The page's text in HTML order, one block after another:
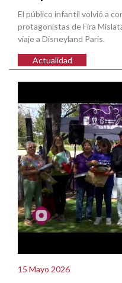
El público infantil volvió a
protagonistas de Fira
viaje a Disneyland Paris.
Actualidad
15 Mayo 2026